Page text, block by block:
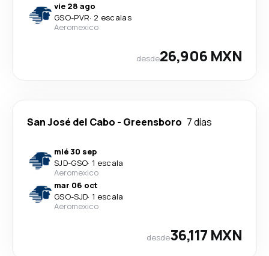
vie 28 ago
GSO-PVR· 2 escalas
Aeromexico
desde26,906 MXN
San José del Cabo - Greensboro 7 días
mié 30 sep
SJD-GSO· 1 escala
Aeromexico
mar 06 oct
GSO-SJD· 1 escala
Aeromexico
desde36,117 MXN